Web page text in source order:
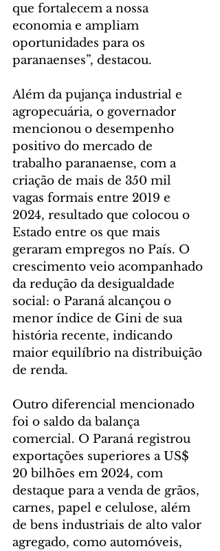
que fortalecem a nossa
economia e ampliam
oportunidades para os
paranaenses”, destacou.
Além da pujança industrial e
agropecuária, o governador
mencionou o desempenho
positivo do mercado de
trabalho paranaense, com a
criação de mais de 350 mil
vagas formais entre 2019 e
2024, resultado que colocou o
Estado entre os que mais
geraram empregos no País. O
crescimento veio acompanhado
da redução da desigualdade
social: o Paraná alcançou o
menor índice de Gini de sua
história recente, indicando
maior equilíbrio na distribuição
de renda.
Outro diferencial mencionado
foi o saldo da balança
comercial. O Paraná registrou
exportações superiores a US$
20 bilhões em 2024, com
destaque para a venda de grãos,
carnes, papel e celulose, além
de bens industriais de alto valor
agregado, como automóveis,